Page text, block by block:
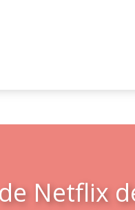
Netflix